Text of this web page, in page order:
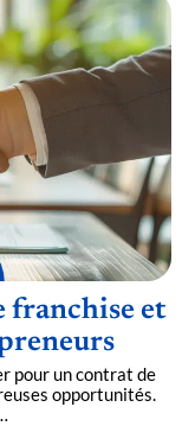
franchise et
pour un contrat de
opportunités.